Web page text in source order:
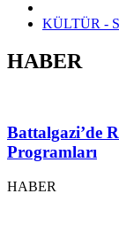
KÜLTÜR -
HABER
Battalgazi’de
Programları
HABER